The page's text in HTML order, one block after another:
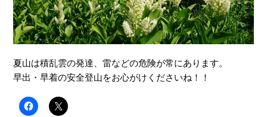
夏山は積乱雲の発達、雷などの危険が常にあります。
早出・早着の安全登山をお心がけくださいね！！